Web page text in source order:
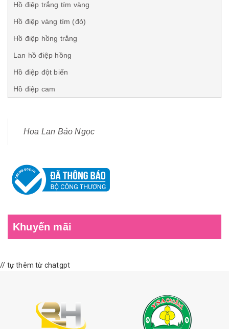
Hồ điệp trắng tím vàng
Hồ điệp vàng tím (đỏ)
Hồ điệp hồng trắng
Lan hồ điệp hồng
Hồ điệp đột biến
Hồ điệp cam
Hoa Lan Bảo Ngọc
Khuyến mãi
// tự thêm từ chatgpt